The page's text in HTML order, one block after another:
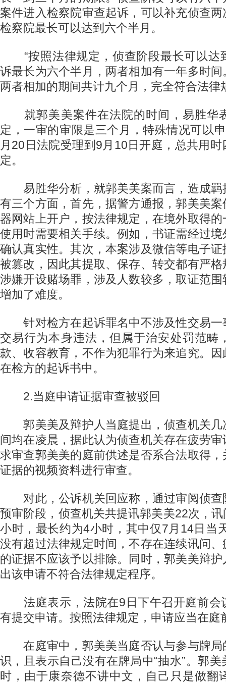
案件进入检察院审查起诉，可以补充侦查
检察院最长可以达到六个半月。
“按照法律规定，侦查阶段最长可以达
诉最长为六个半月，两者相加有一年多时
两者相加的期间共计九个月，完全符合法律
就郭美美案件在法院的时间，易胜华
定，一审的审限是三个月，特殊情况可以
月20日法院受理到9月10日开庭，总共用
定。
易胜华分析，就郭美美案而言，造成羁
有三个方面，首先，据警方通报，郭美美
器网站上开户，按法律规定，在境外取得
使用时需要相关手续。例如，书证需经过
确认真实性。其次，本案涉及微信等电子
被篡改，因此其提取、保存、转交都有严
涉嫌开设赌场罪，涉及人数较多，取证范
增加了难度。
针对检方在起诉罪名中不涉及性交易一
交易行为本身违法，但属于治安处罚范畴
款、收容教育，不作为犯罪行为来追究。
在检方的起诉书中。
2.当庭申请证据审查被驳回
郭美美及辩护人当庭提出，侦查机关几
间均在凌晨，据此认为侦查机关存在疲劳
求审查郭美美的庭前供述是否系合法取得
证据的视频资料进行审查。
对此，公诉机关回应称，通过审阅侦查
预审阶段，侦查机关共提讯郭美美22次，
小时，最长约为4小时，其中仅7月14日当
没有超过法律规定时间，不存在连续讯问
的证据不应该予以排除。同时，郭美美辩
出该申请不符合法律规定程序。
法庭表示，法院在9日下午召开庭前会
有提交申请。按照法律规定，申请应当在庭
在庭审中，郭美美当庭否认与参与牌局
识，且表示自己没有在牌局中“抽水”。郭
时，由于康奈德不讲中文，自己只是做翻